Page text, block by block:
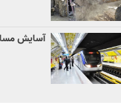
آسایش